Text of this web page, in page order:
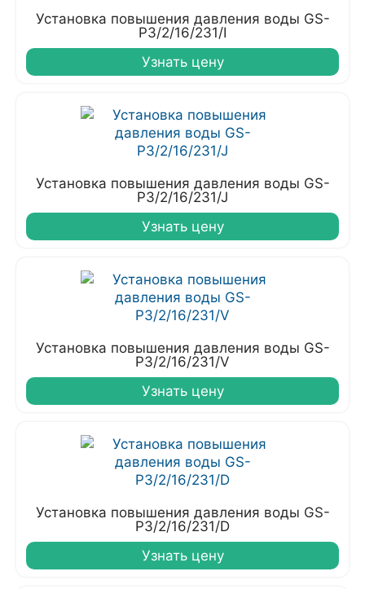
Установка повышения давления воды GS-
P3/2/16/231/I
Узнать цену
Установка повышения давления воды GS-
P3/2/16/231/J
Узнать цену
Установка повышения давления воды GS-
P3/2/16/231/V
Узнать цену
Установка повышения давления воды GS-
P3/2/16/231/D
Узнать цену